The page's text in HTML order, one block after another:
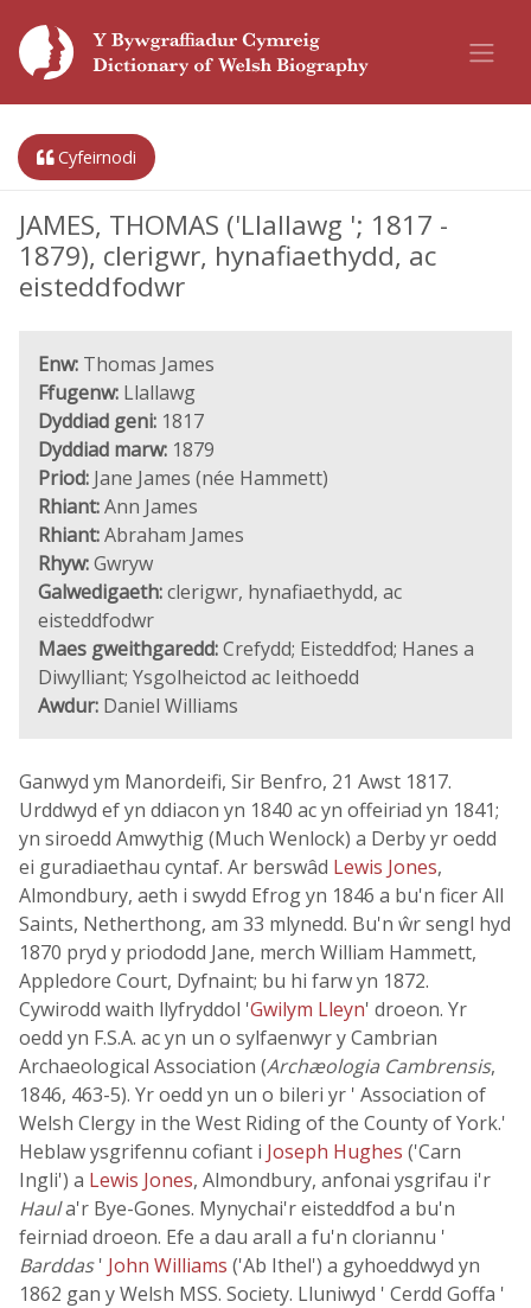
Cyfeirnodi
JAMES, THOMAS ('Llallawg '; 1817 -
1879), clerigwr, hynafiaethydd, ac
eisteddfodwr
Enw: Thomas James
Ffugenw: Llallawg
Dyddiad geni: 1817
Dyddiad marw: 1879
Priod: Jane James (née Hammett)
Rhiant:Ann James
Rhiant:Abraham James
Rhyw:Gwryw
Galwedigaeth:clerigwr, hynafiaethydd, ac
eisteddfodwr
Maes gweithgaredd:Crefydd; Eisteddfod; Hanes a
Diwylliant; Ysgolheictod ac Ieithoedd
Awdur: Daniel Williams
Ganwyd ym Manordeifi, Sir Benfro, 21 Awst 1817.
Urddwyd ef yn ddiacon yn 1840 ac yn offeiriad yn 1841;
yn siroedd Amwythig (Much Wenlock) a Derby yr oedd
ei guradiaethau cyntaf. Ar berswâd Lewis Jones,
Almondbury, aeth i swydd Efrog yn 1846 a bu'n ficer All
Saints, Netherthong, am 33 mlynedd. Bu'n ŵr sengl hyd
1870 pryd y priododd Jane, merch William Hammett,
Appledore Court, Dyfnaint; bu hi farw yn 1872.
Cywirodd waith llyfryddol 'Gwilym Lleyn' droeon. Yr
oedd yn F.S.A. ac yn un o sylfaenwyr y Cambrian
Archaeological Association (Archæologia Cambrensis,
1846, 463-5). Yr oedd yn un o bileri yr ' Association of
Welsh Clergy in the West Riding of the County of York.'
Heblaw ysgrifennu cofiant i Joseph Hughes ('Carn
Ingli') a Lewis Jones, Almondbury, anfonai ysgrifau i'r
Haula'r Bye-Gones. Mynychai'r eisteddfod a bu'n
feirniad droeon. Efe a dau arall a fu'n cloriannu '
Barddas' John Williams ('Ab Ithel') a gyhoeddwyd yn
1862 gan y Welsh MSS. Society. Lluniwyd ' Cerdd Goffa '